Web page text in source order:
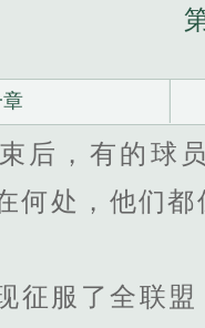
，有的球员
何处，他们都
服了全联盟